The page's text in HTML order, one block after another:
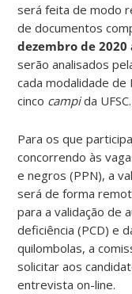
será feita de modo
de documentos
dezembro de 2020
serão analisados
cada modalidade de
cinco campida UFSC.
Para os que
concorrendo às
e negros (PPN), a
será de forma
para a validação de
deficiência (PCD) e
quilombolas, a
solicitar aos
entrevista on-line.